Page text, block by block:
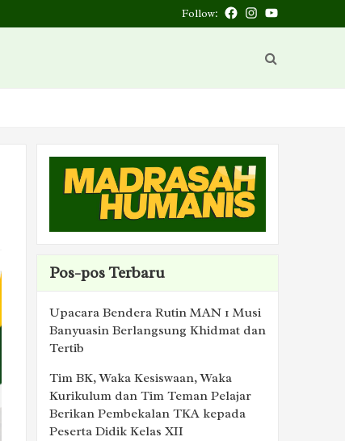
Follow: Facebook
Instagram
You
Pos-pos Terbaru
Upacara Bendera Rutin MAN 1 Musi
Banyuasin Berlangsung Khidmat dan
Tertib
Tim BK, Waka Kesiswaan, Waka
Kurikulum dan Tim Teman Pelajar
Berikan Pembekalan TKA kepada
Peserta Didik Kelas XII